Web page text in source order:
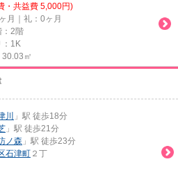
・共益費 5,000円)
月｜礼：0ヶ月
：2階
：1K
㎡
川
」駅 徒歩18分
」駅 徒歩21分
ノ森 」駅 徒歩23分
石津町 ２丁